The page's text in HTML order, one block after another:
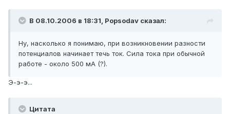
В 08.10.2006 в 18:31, Popsodav сказал:
Ну, насколько я понимаю, при возникновении разности
потенциалов начинает течь ток. Сила тока при обычной
работе - около 500 мА (?).
Э-э-э...
Цитата